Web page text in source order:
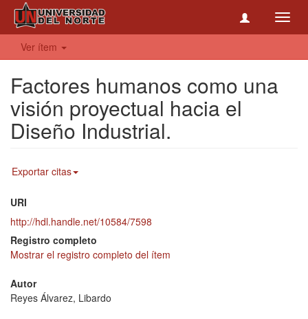
Ver ítem
Factores humanos como una
visión proyectual hacia el
Diseño Industrial.
Exportar citas
URI
http://hdl.handle.net/10584/7598
Registro completo
Mostrar el registro completo del ítem
Autor
Reyes Álvarez, Libardo